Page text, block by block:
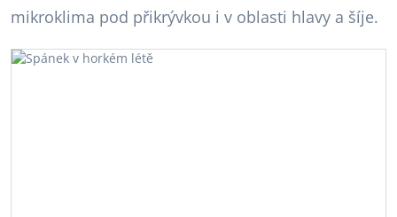
mikroklima pod přikrývkou i v oblasti hlavy a šíje.